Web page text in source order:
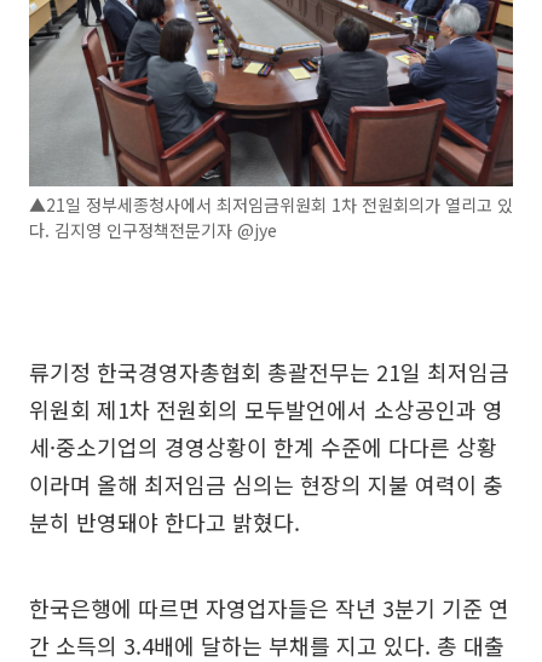
▲21일 정부세종청사에서 최저임금위원회 1차 전원회의가 열리고 있
다. 김지영 인구정책전문기자 @jye
류기정 한국경영자총협회 총괄전무는 21일 최저임금
위원회 제1차 전원회의 모두발언에서 소상공인과 영
세·중소기업의 경영상황이 한계 수준에 다다른 상황
이라며 올해 최저임금 심의는 현장의 지불 여력이 충
분히 반영돼야 한다고 밝혔다.
한국은행에 따르면 자영업자들은 작년 3분기 기준 연
간 소득의 3.4배에 달하는 부채를 지고 있다. 총 대출